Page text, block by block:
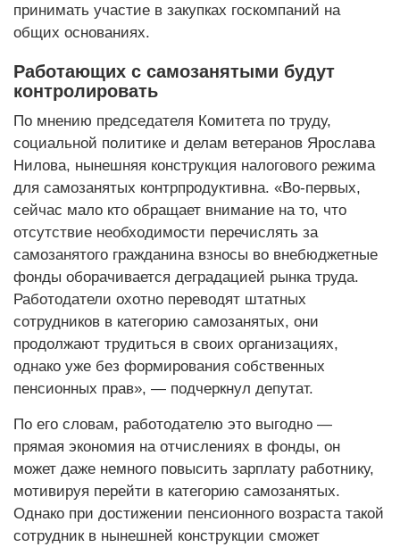
принимать участие в закупках госкомпаний на
общих основаниях.
Работающих с самозанятыми будут
контролировать
По мнению председателя Комитета по труду,
социальной политике и делам ветеранов Ярослава
Нилова, нынешняя конструкция налогового режима
для самозанятых контрпродуктивна. «Во-первых,
сейчас мало кто обращает внимание на то, что
отсутствие необходимости перечислять за
самозанятого гражданина взносы во внебюджетные
фонды оборачивается деградацией рынка труда.
Работодатели охотно переводят штатных
сотрудников в категорию самозанятых, они
продолжают трудиться в своих организациях,
однако уже без формирования собственных
пенсионных прав», — подчеркнул депутат.
По его словам, работодателю это выгодно —
прямая экономия на отчислениях в фонды, он
может даже немного повысить зарплату работнику,
мотивируя перейти в категорию самозанятых.
Однако при достижении пенсионного возраста такой
сотрудник в нынешней конструкции сможет